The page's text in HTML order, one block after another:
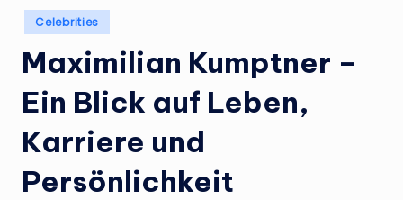
.
e
Posted
in
Celebrities
Maximilian Kumptner –
Ein Blick auf Leben,
Karriere und
Persönlichkeit